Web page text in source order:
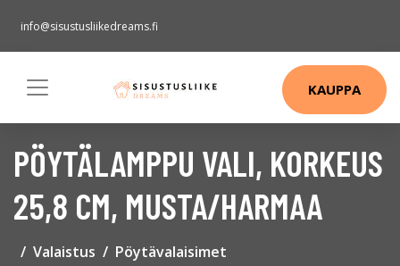
info@sisustusliikedreams.fi
KAUPPA
PÖYTÄLAMPPU VALI, KORKEUS
25,8 CM, MUSTA/HARMAA
Valaistus Pöytävalaisimet